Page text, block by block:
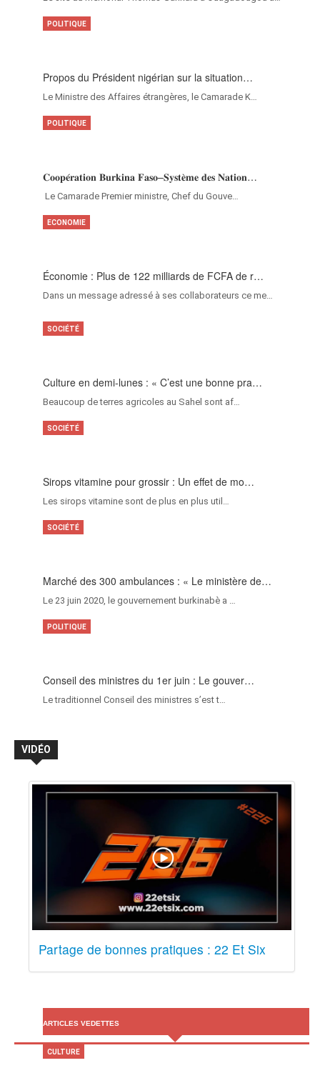
Propos du Président nigérian sur la situation…
Le Ministre des Affaires étrangères, le Camarade K…
POLITIQUE
𝐂𝐨𝐨𝐩𝐞́𝐫𝐚𝐭𝐢𝐨𝐧 𝐁𝐮𝐫𝐤𝐢𝐧𝐚 𝐅𝐚𝐬𝐨–𝐒𝐲𝐬𝐭𝐞̀𝐦𝐞 𝐝𝐞𝐬 𝐍𝐚𝐭𝐢𝐨𝐧…
‎Le Camarade Premier ministre, Chef du Gouve…
POLITIQUE
Économie : Plus de 122 milliards de FCFA de r…
Dans un message adressé à ses collaborateurs ce me…
ECONOMIE
Culture en demi-lunes : « C’est une bonne pra…
Beaucoup de terres agricoles au Sahel sont af…
SOCIÉTÉ
Sirops vitamine pour grossir : Un effet de mo…
Les sirops vitamine sont de plus en plus util…
SOCIÉTÉ
Marché des 300 ambulances : « Le ministère de…
Le 23 juin 2020, le gouvernement burkinabè a …
SOCIÉTÉ
Conseil des ministres du 1er juin : Le gouver…
Le traditionnel Conseil des ministres s’est t…
POLITIQUE
VIDÉO
Partage de bonnes pratiques : 22 Et Six
ARTICLES VEDETTES
CULTURE